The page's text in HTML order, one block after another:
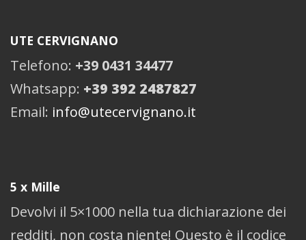
UTE CERVIGNANO
Telefono: +39 0431 34477
Whatsapp: +39 392 2487827
Email: info@utecervignano.it
5 x Mille
Devolvi il 5×1000 nella tua dichiarazione dei
redditi, non costa niente! Questo è il codice